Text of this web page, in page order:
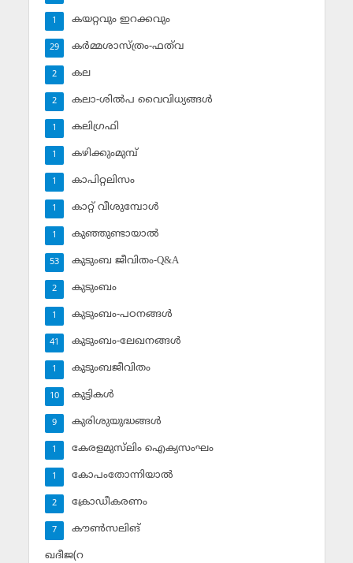
കയറ്റവും ഇറക്കവും
1
കര്‍മ്മശാസ്ത്രം-ഫത്‌വ
29
കല
2
കലാ-ശില്‍പ വൈവിധ്യങ്ങള്‍
2
കലിഗ്രഫി
1
കഴിക്കുംമുമ്പ്
1
കാപിറ്റലിസം
1
കാറ്റ് വീശുമ്പോള്‍
1
കുഞ്ഞുണ്ടായാല്‍
1
കുടുംബ ജീവിതം-Q&A
53
കുടുംബം
2
കുടുംബം-പഠനങ്ങള്‍
1
കുടുംബം-ലേഖനങ്ങള്‍
41
കുടുംബജീവിതം
1
കുട്ടികള്‍
10
കുരിശുയുദ്ധങ്ങള്‍
9
കേരളമുസ്‌ലിം ഐക്യസംഘം
1
കോപംതോന്നിയാല്‍
1
ക്രോഡീകരണം
2
കൗണ്‍സലിങ്‌
7
ഖദീജ(റ